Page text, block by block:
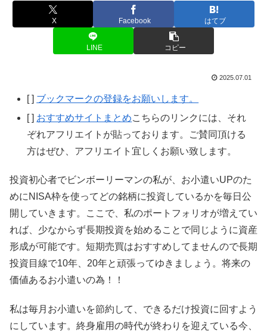
X Facebook はてブ
LINE コピー
2025.07.01
ブックマークの登録をお願いします。
[ ] おすすめサイトまとめこちらのリンクには、それ
ぞれアフリエイトが貼っております。ご賛同頂ける
方はぜひ、アフリエイト宜しくお願い致します。
投資初心者でビンボーリーマンの私が、お小遣いUPのた
めにNISA枠を使ってどの銘柄に投資しているかを毎日公
開していきます。ここで、私のポートフォリオが増えてい
れば、少なからず長期投資を始めることで同じように資産
形成が可能です。短期売買はおすすめしてませんので長期
投資目線で10年、20年と頑張ってゆきましょう。将来の
価値あるお小遣いの為！！
私は毎月お小遣いを節約して、できるだけ投資に回すよう
にしています。終身雇用の時代が終わりを迎えている今、